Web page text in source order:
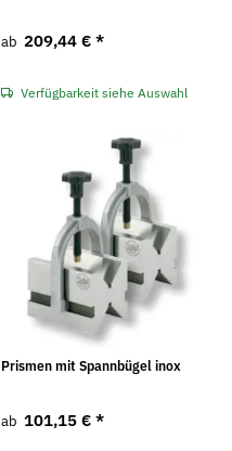
ab 209,44 € *
Verfügbarkeit siehe Auswahl
Prismen mit Spannbügel inox
ab 101,15 € *